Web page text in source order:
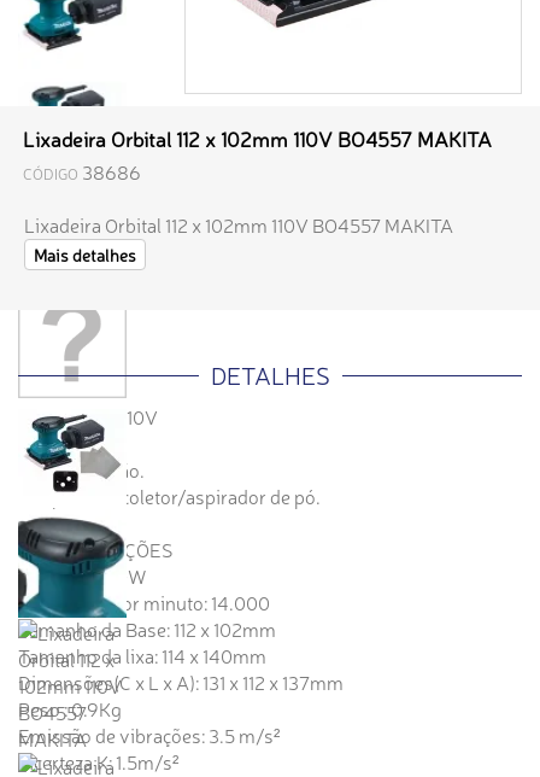
Lixadeira Orbital 112 x 102mm 110V BO4557 MAKITA
CÓDIGO 38686
Lixadeira Orbital 112 x 102mm 110V BO4557 MAKITA
Mais detalhes
DETALHES
VOLTAGEM 110V
Dupla isolação.
Adaptável a coletor/aspirador de pó.
ESPECIFICAÇÕES
Potência: 180W
Oscilações por minuto: 14.000
Tamanho da Base: 112 x 102mm
Tamanho da lixa: 114 x 140mm
Dimensões(C x L x A): 131 x 112 x 137mm
Peso : 0.9Kg
Emissão de vibrações: 3.5 m/s²
Incerteza K: 1.5m/s²